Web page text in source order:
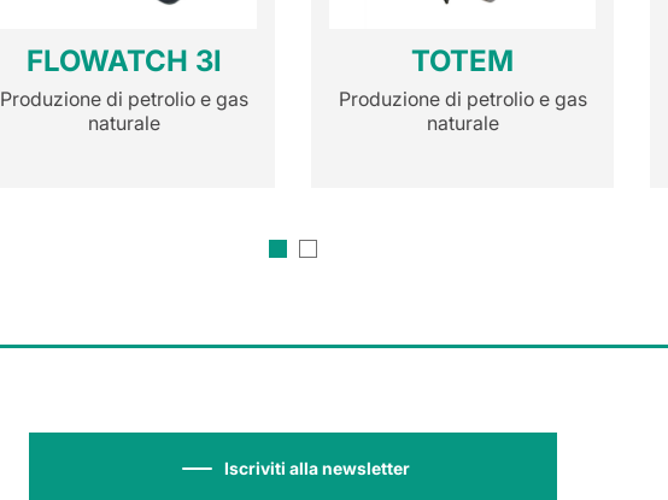
FLOWATCH 3I
Produzione di petrolio e gas
naturale
TOTEM
Produzione di petrolio e gas
naturale
Iscriviti alla newsletter